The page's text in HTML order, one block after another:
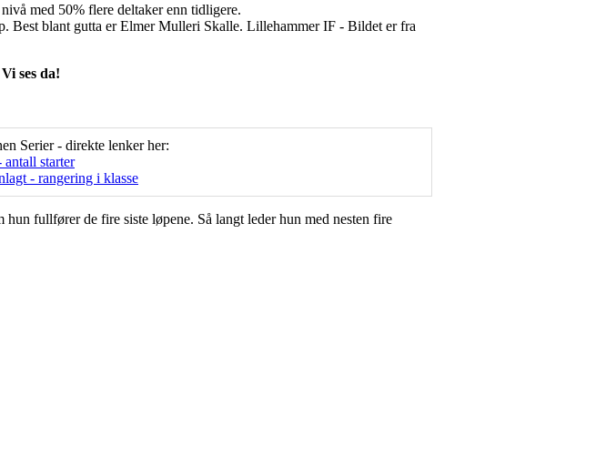
med 50% flere deltaker enn tidligere.
Best blant gutta er Elmer Mulleri Skalle. Lillehammer IF - Bildet er fra
ses da!
Serier - direkte lenker her:
antall starter
- rangering i klasse
fullfører de fire siste løpene. Så langt leder hun med nesten fire